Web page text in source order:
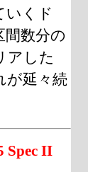
いくド
数分の
アした
が延々続
Spec II